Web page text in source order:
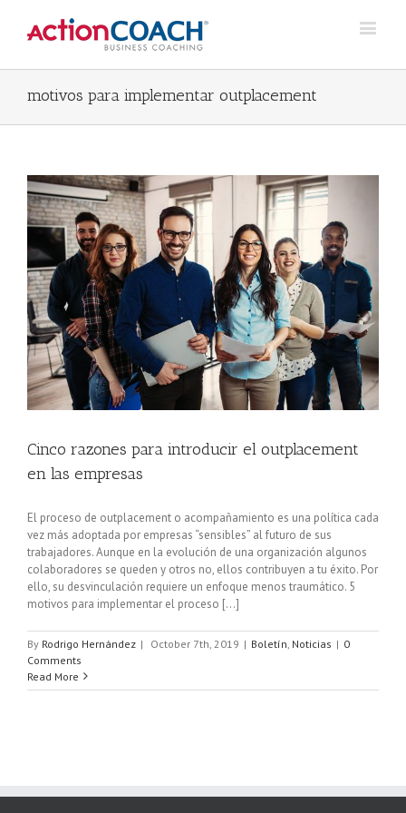
motivos para implementar outplacement
Cinco razones para introducir el outplacement
en las empresas
El proceso de outplacement o acompañamiento es una política cada
vez más adoptada por empresas “sensibles” al futuro de sus
trabajadores. Aunque en la evolución de una organización algunos
colaboradores se queden y otros no, ellos contribuyen a tu éxito. Por
ello, su desvinculación requiere un enfoque menos traumático. 5
motivos para implementar el proceso [...]
By Rodrigo Hernández | October 7th, 2019 | Boletín Noticias | 0
Comments
Read More